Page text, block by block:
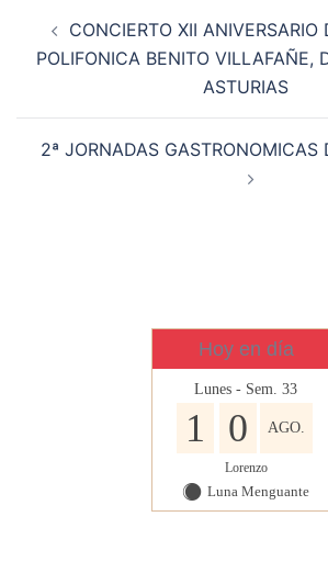
entradas
CONCIERTO XII
POLIFONICA BENITO VILLAFAÑE,
ASTURIAS
2ª JORNADAS GASTRONOMICAS
Hoy en día
Lunes - Sem. 33
1 0 AGO.
Lorenzo
Y Luna Menguante